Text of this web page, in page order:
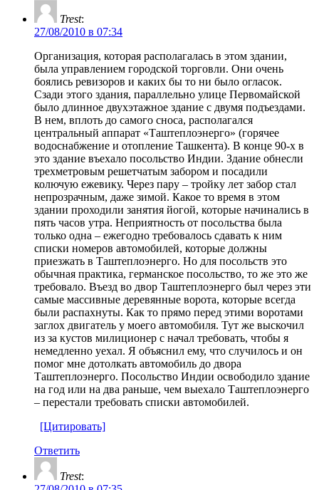
Trest:
27/08/2010 в 07:34
Организация, которая располагалась в этом здании,
была управлением городской торговли. Они очень
боялись ревизоров и каких бы то ни было огласок.
Сзади этого здания, параллельно улице Первомайской
было длинное двухэтажное здание с двумя подъездами.
В нем, вплоть до самого сноса, располагался
центральный аппарат «Таштеплоэнерго» (горячее
водоснабжение и отопление Ташкента). В конце 90-х в
это здание въехало посольство Индии. Здание обнесли
трехметровым решетчатым забором и посадили
колючую ежевику. Через пару – тройку лет забор стал
непрозрачным, даже зимой. Какое то время в этом
здании проходили занятия йогой, которые начинались в
пять часов утра. Неприятность от посольства была
только одна – ежегодно требовалось сдавать к ним
списки номеров автомобилей, которые должны
приезжать в Таштеплоэнерго. Но для посольств это
обычная практика, германское посольство, то же это же
требовало. Въезд во двор Таштеплоэнерго был через эти
самые массивные деревянные ворота, которые всегда
были распахнуты. Как то прямо перед этими воротами
заглох двигатель у моего автомобиля. Тут же выскочил
из за кустов милиционер с начал требовать, чтобы я
немедленно уехал. Я объяснил ему, что случилось и он
помог мне дотолкать автомобиль до двора
Таштеплоэнерго. Посольство Индии освободило здание
на год или на два раньше, чем выехало Таштеплоэнерго
– перестали требовать списки автомобилей.
[Цитировать]
Ответить
Trest: